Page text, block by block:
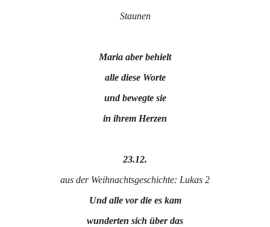
Staunen
Maria aber behielt
alle diese Worte
und bewegte sie
in ihrem Herzen
23.12.
aus der Weihnachtsgeschichte: Lukas 2
Und alle vor die es kam
wunderten sich über das